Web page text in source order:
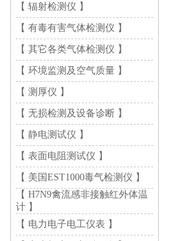
【 辐射检测仪 】
【 有毒有害气体检测仪 】
【 其它各类气体检测仪 】
【 环境监测及空气质量 】
【 测厚仪 】
【 无损检测及设备诊断 】
【 静电测试仪 】
【 表面电阻测试仪 】
【 美国EST1000毒气检测仪 】
【 H7N9禽流感非接触红外体温
计 】
【 电力电子电工仪表 】